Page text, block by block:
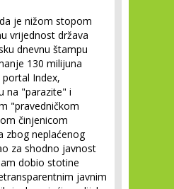
je nižom stopom
vrijednost država
dnevnu štampu
130 milijuna
Index,
na "parazite" i
"pravedničkom
činjenicom
zbog neplaćenog
za shodno javnost
dobio stotine
javnim